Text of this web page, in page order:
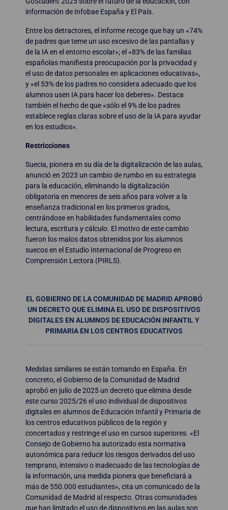
información de Infobae España y El País.
Entre los detractores, el informe recoge que hay un «74%
de padres que teme un uso excesivo de las pantallas y
de la IA en el entorno escolar»; el «83% de las familias
españolas manifiesta preocupación por la privacidad y
el uso de datos personales en aplicaciones educativas»,
y «el 53% de los padres no considera adecuado que los
alumnos usen IA para hacer los deberes». Destaca
también el hecho de que «sólo el 9% de los padres
establece reglas claras sobre el uso de la IA para ayudar
en los estudios».
Restricciones
Suecia, pionera en su día de la digitalización de las aulas,
anunció en 2023 un cambio de rumbo en su estrategia
para la educación, eliminando la digitalización
obligatoria en menores de seis años para volver a la
enseñanza tradicional en los primeros grados,
centrándose en habilidades fundamentales como
lectura, escritura y cálculo. El motivo de este cambio
fueron los malos datos obtenidos por los alumnos
suecos en el Estudio Internacional de Progreso en
Comprensión Lectora (PIRLS).
EL GOBIERNO DE LA COMUNIDAD DE MADRID APROBÓ
UN DECRETO QUE ELIMINA EL USO DE DISPOSITIVOS
DIGITALES EN ALUMNOS DE EDUCACIÓN INFANTIL Y
PRIMARIA EN LOS CENTROS EDUCATIVOS
Medidas similares se están tomando en España. En
concreto, el Gobierno de la Comunidad de Madrid
aprobó en julio de 2025 un decreto que elimina desde
este curso 2025/26 el uso individual de dispositivos
digitales en alumnos de Educación Infantil y Primaria de
los centros educativos públicos de la región y
concertados y restringe el uso en cursos superiores. «El
Consejo de Gobierno ha autorizado esta normativa
autonómica para reducir los riesgos derivados del uso
temprano, intensivo o inadecuado de las tecnologías de
la información, una medida pionera que beneficiará a
más de 550.000 estudiantes», cita un comunicado de la
Comunidad de Madrid al respecto. Otras comunidades
que han limitado el uso de dispositivos en las aulas son